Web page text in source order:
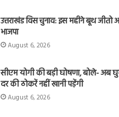
उत्तराखंड विस चुनाव: इस महीने बूथ जीतो
भाजपा
August 6, 2026
सीएम योगी की बड़ी घोषणा, बोले- अब
दर की ठोकरें नहीं खानी पड़ेंगी
August 6, 2026